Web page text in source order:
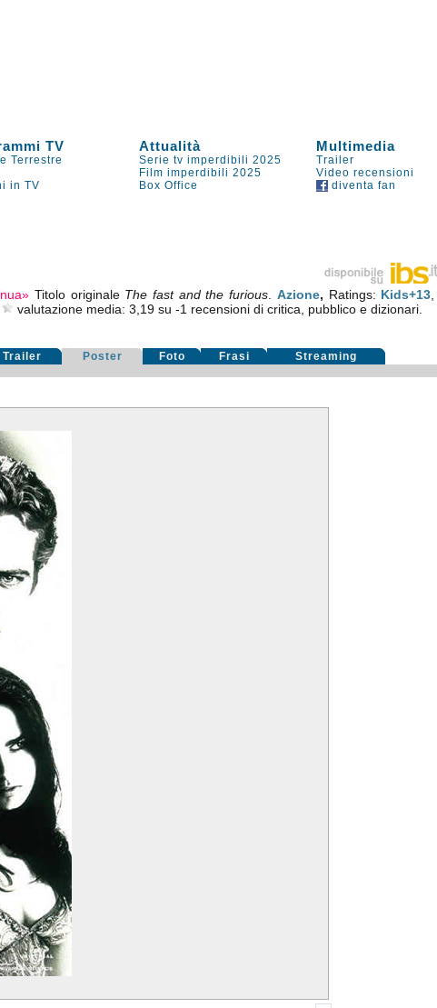
TV Attualità Multimedia
Terrestre Serie tv imperdibili 2025 Trailer
Film imperdibili 2025 Video recensioni
in TV Box Office diventa fan
Titolo originale The fast and the furious Azione, Ratings: Kids+13
valutazione media: 3,19 su -1 recensioni di critica, pubblico e dizionari.
Trailer Poster Foto Frasi Streaming